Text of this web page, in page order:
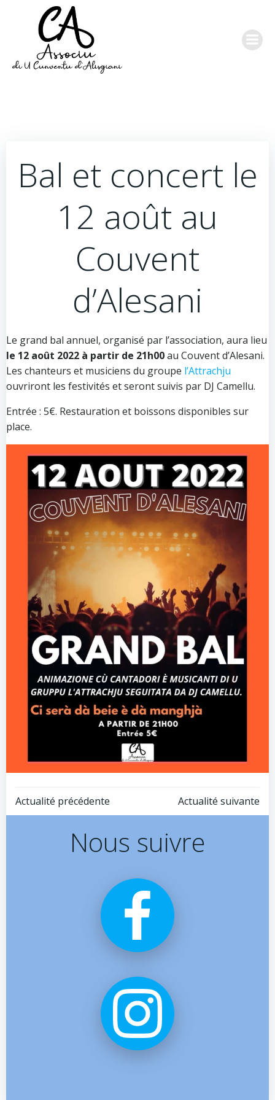
Bal et concert le
12 août au
Couvent
d’Alesani
Le grand bal annuel, organisé par l’association, aura lieu
le 12 août 2022 à partir de 21h00au Couvent d’Alesani.
Les chanteurs et musiciens du groupe l’Attrachju
ouvriront les festivités et seront suivis par DJ Camellu.
Entrée : 5€. Restauration et boissons disponibles sur
place.
Post
navigation
Actualité précédente
Post
navigation
Actualité suivante
Nous suivre